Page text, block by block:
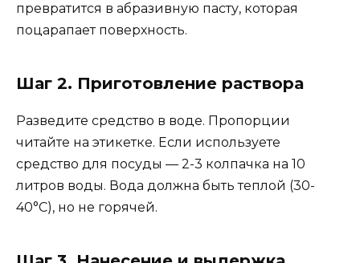
превратится в абразивную пасту, которая
поцарапает поверхность.
Шаг 2. Приготовление раствора
Разведите средство в воде. Пропорции
читайте на этикетке. Если используете
средство для посуды — 2-3 колпачка на 10
литров воды. Вода должна быть теплой (30-
40°C), но не горячей.